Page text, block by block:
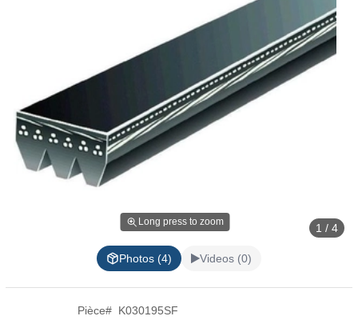
Long press to zoom 1 / 4
Photos (4) Videos (0)
Pièce# K030195SF